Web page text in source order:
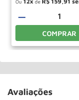
Ou de
－
COMPRAR
Avaliações